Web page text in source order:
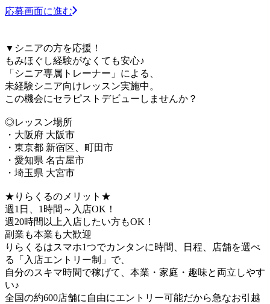
応募画面に進む
▼シニアの方を応援！
もみほぐし経験がなくても安心♪
「シニア専属トレーナー」による、
未経験シニア向けレッスン実施中。
この機会にセラピストデビューしませんか？
◎レッスン場所
・大阪府 大阪市
・東京都 新宿区、町田市
・愛知県 名古屋市
・埼玉県 大宮市
★りらくるのメリット★
週1日、1時間～入店OK！
週20時間以上入店したい方もOK！
副業も本業も大歓迎
りらくるはスマホ1つでカンタンに時間、日程、店舗を選べ
る「入店エントリー制」で、
​自分のスキマ時間で稼げて、本業・家庭・趣味と両立しやす
い♪​
全国の約600店舗に自由にエントリー可能だから急なお引越